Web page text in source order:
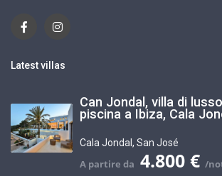
Latest villas
Can Jondal, villa di
piscina a Ibiza, Cala
Cala Jondal,San José
4.800 €